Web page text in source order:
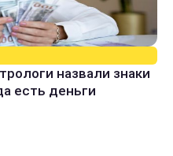
назвали знаки
есть деньги